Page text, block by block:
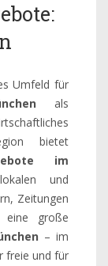
Umfeld für
als
bietet
im
und
Zeitungen
eine große
– im
freie und für